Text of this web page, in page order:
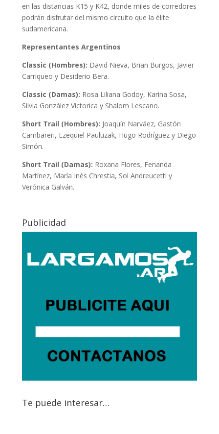
en las distancias K15 y K42, donde miles de corredores
podrán disfrutar del mismo circuito que la élite
sudamericana.
Representantes Argentinos
Classic (Hombres): David Nieva, Brian Burgos, Javier
Carriqueo y Desiderio Bera.
Classic (Damas): Rosa Liliana Godoy, Karina Sosa,
Silvia González Victorica y Shalom Lescano.
Short Trail (Hombres): Joaquín Narváez, Gastón
Cambareri, Ezequiel Pauluzak, Hugo Rodríguez y Diego
Simón.
Short Trail (Damas): Roxana Flores, Fenanda
Martínez, María Inés Chrestia, Sol Andreucetti y
Verónica Galván.
Publicidad
Te puede interesar…